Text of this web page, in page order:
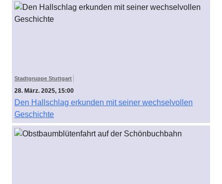
Stadtgruppe Stuttgart
28. März. 2025, 15:00
Den Hallschlag erkunden mit seiner wechselvollen
Geschichte